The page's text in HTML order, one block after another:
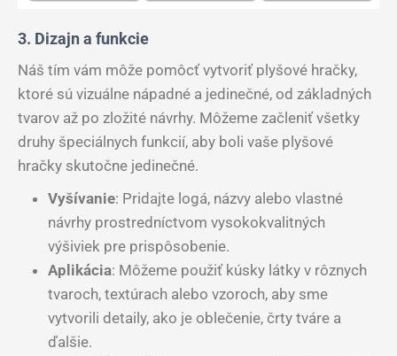
3. Dizajn a funkcie
Náš tím vám môže pomôcť vytvoriť plyšové hračky,
ktoré sú vizuálne nápadné a jedinečné, od základných
tvarov až po zložité návrhy. Môžeme začleniť všetky
druhy špeciálnych funkcií, aby boli vaše plyšové
hračky skutočne jedinečné.
Vyšívanie: Pridajte logá, názvy alebo vlastné
návrhy prostredníctvom vysokokvalitných
výšiviek pre prispôsobenie.
Aplikácia: Môžeme použiť kúsky látky v rôznych
tvaroch, textúrach alebo vzoroch, aby sme
vytvorili detaily, ako je oblečenie, črty tváre a
ďalšie.